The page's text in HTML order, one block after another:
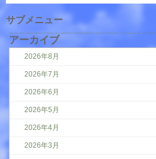
サブメニュー
アーカイブ
2026年8月
2026年7月
2026年6月
2026年5月
2026年4月
2026年3月